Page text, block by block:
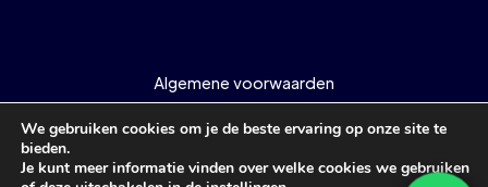
Algemene voorwaarden
Privacyverklaring
Support
We gebruiken cookies om je de beste ervaring op onze site te
bieden.
Je kunt meer informatie vinden over welke cookies we gebruiken